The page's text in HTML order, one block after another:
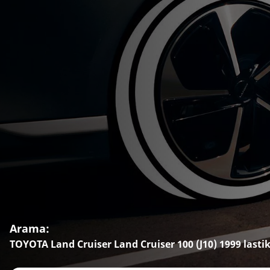
Arama:
TOYOTA Land Cruiser Land Cruiser 100 (J10) 1999